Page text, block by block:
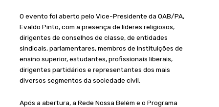
O evento foi aberto pelo Vice-Presidente da OAB/PA,
Evaldo Pinto, com a presença de líderes religiosos,
dirigentes de conselhos de classe, de entidades
sindicais, parlamentares, membros de instituições de
ensino superior, estudantes, profissionais liberais,
dirigentes partidários e representantes dos mais
diversos segmentos da sociedade civil.
Após a abertura, a Rede Nossa Belém e o Programa